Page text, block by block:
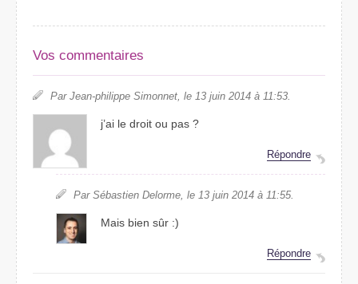
Vos commentaires
Par Jean-philippe Simonnet, le 13 juin 2014 à 11:53.
j’ai le droit ou pas ?
Répondre
Par Sébastien Delorme, le 13 juin 2014 à 11:55.
Mais bien sûr :)
Répondre